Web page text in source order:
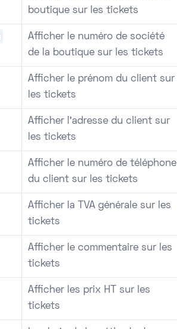
boutique sur les tickets
Afficher le numéro de société
de la boutique sur les tickets
Afficher le prénom du client sur
les tickets
Afficher l'adresse du client sur
les tickets
Afficher le numéro de téléphone
du client sur les tickets
Afficher la TVA générale sur les
tickets
Afficher le commentaire sur les
tickets
Afficher les prix HT sur les
tickets